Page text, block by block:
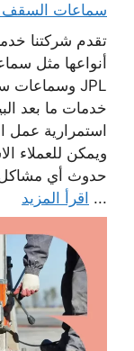
سماعات السقف
تقدم شركتنا
أنواعها مثل
خدمات ما بعد
استمرارية عمل
ويمكن للعملاء
حدوث أي مشاكل
... اقرأ المزيد